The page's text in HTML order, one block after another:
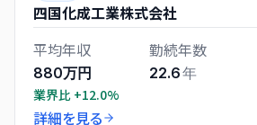
四国化成工業株式会社
平均年収
880万円
業界比 +12.0%
勤続年数
22.6年
詳細を見る